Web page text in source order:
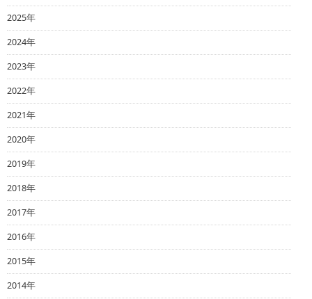
2025年
2024年
2023年
2022年
2021年
2020年
2019年
2018年
2017年
2016年
2015年
2014年